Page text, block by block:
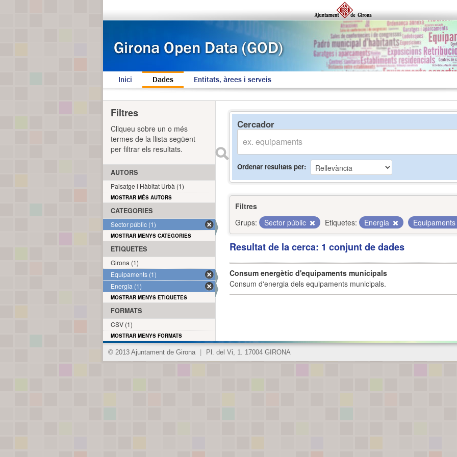
Inici Dades Entitats, àrees i serveis
Cercador
Ordenar resultats per
Filtres
Grups:
Sector públic Etiquetes: Energia Equipaments
Resultat de la cerca: 1 conjunt de dades
Consum energètic d'equipaments municipals
Consum d'energia dels equipaments municipals.
Filtres
Cliqueu sobre un o més
termes de la llista següent
per filtrar els resultats.
AUTORS
Paisatge i Hàbitat Urbà (1)
MOSTRAR MÉS AUTORS
CATEGORIES
Sector públic (1)
MOSTRAR MENYS CATEGORIES
ETIQUETES
Girona (1)
Equipaments (1)
Energia (1)
MOSTRAR MENYS ETIQUETES
FORMATS
CSV (1)
MOSTRAR MENYS FORMATS
© 2013 Ajuntament de Girona Pl. del Vi, 1. 17004 GIRONA